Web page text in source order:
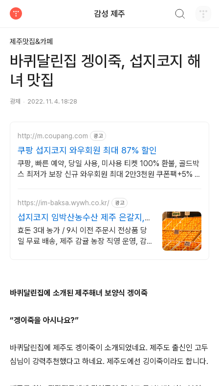
감성 제주
제주맛집&카페
바퀴달린집 겡이죽, 섭지코지 해
녀 맛집
광제 2022. 11. 4. 18:28
http://m.coupang.com 광고
쿠팡 섭지코지 와우회원 최대 87% 할인
쿠팡, 빠른 예약, 당일 사용, 미사용 티켓 100% 환불, 골드박
스 최저가 보장 신규 와우회원 최대 2만3천원 쿠폰팩+5% 추
https://im-baksa.wywh.co.kr/ 광고
섭지코지 임박산농수산 제주 은갈지,
옥돔 판매
효돈 3대 농가 / 9시 이전 주문시 전상품 당
일 무료 배송, 제주 감귤 농장 직영 운영, 감
바퀴달린집에 소개된 제주해녀 보양식 겡이죽
“겡이죽을 아시나요?”
바퀴달린집에 제주도 겡이죽이 소개되었네요. 제주도 출신인 고두
심님이 강력추천했다고 하네요. 제주도에선 깅이죽이라도 합니다.